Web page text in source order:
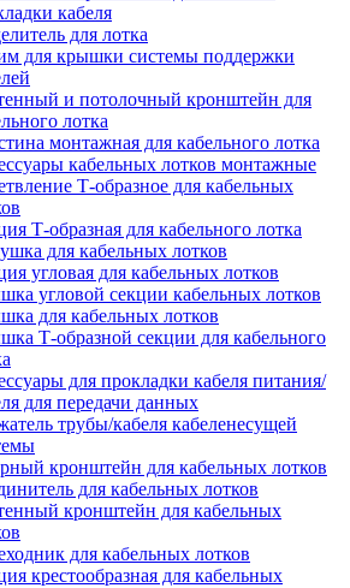
кабеля
для лотка
для крышки системы поддержки
и потолочный кронштейн для
лотка
монтажная для кабельного лотка
кабельных лотков монтажные
Т-образное для кабельных
Т-образная для кабельного лотка
для кабельных лотков
угловая для кабельных лотков
угловой секции кабельных лотков
для кабельных лотков
Т-образной секции для кабельного
для прокладки кабеля питания/
для передачи данных
трубы/кабеля кабеленесущей
кронштейн для кабельных лотков
для кабельных лотков
кронштейн для кабельных
для кабельных лотков
крестообразная для кабельных